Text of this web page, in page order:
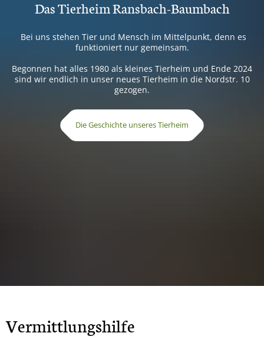
Das Tierheim Ransbach-Baumbach
Bei uns stehen Tier und Mensch im Mittelpunkt, denn es
funktioniert nur gemeinsam.
Begonnen hat alles 1980 als kleines Tierheim und Ende 2024
sind wir endlich in unser neues Tierheim in die Nordstr. 10
gezogen.
Die Geschichte unseres Tierheim
Vermittlungshilfe